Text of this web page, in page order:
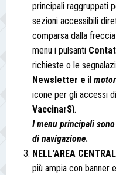
principali raggruppati
sezioni accessibili
comparsa dalla
menu i pulsanti
richieste o le
Newsletter e il
icone per gli accessi
VaccinarSì.
I menu principali
di navigazione.
NELL'AREA
più ampia con banner